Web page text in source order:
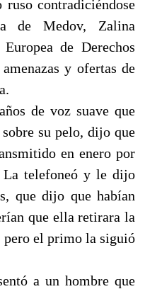
ruso contradiciéndose
de Medov, Zalina
de Derechos
y ofertas de
de voz suave que
su pelo, dijo que
en enero por
telefoneó y le dijo
que dijo que habían
que ella retirara la
pero el primo la siguió
a un hombre que